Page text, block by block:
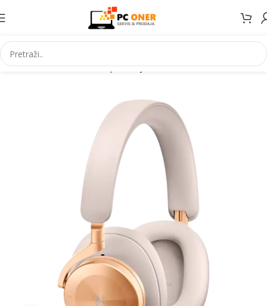
Početna Informatika PC periferija Slušalice